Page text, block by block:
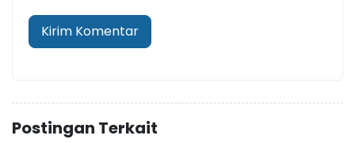
Postingan Terkait